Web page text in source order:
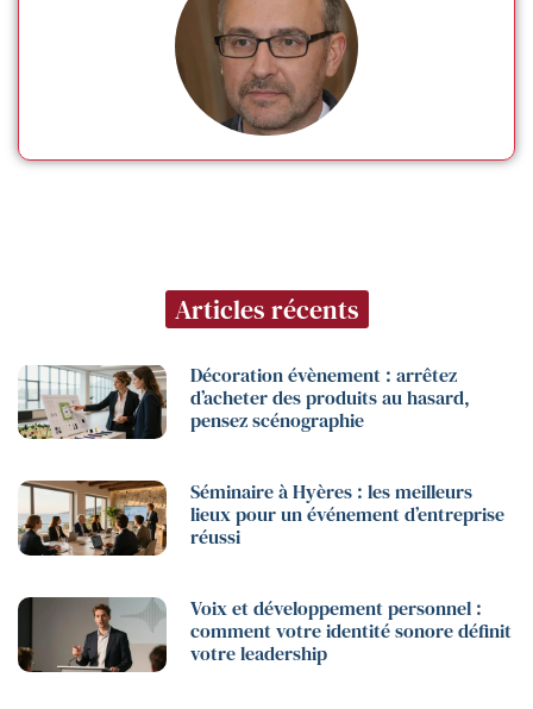
Articles récents
Décoration évènement : arrêtez
d’acheter des produits au hasard,
pensez scénographie
Séminaire à Hyères : les meilleurs
lieux pour un événement d’entreprise
réussi
Voix et développement personnel :
comment votre identité sonore définit
votre leadership